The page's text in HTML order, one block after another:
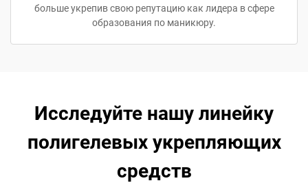
больше укрепив свою репутацию как лидера в сфере
образования по маникюру.
Исследуйте нашу линейку
полигелевых укрепляющих
средств